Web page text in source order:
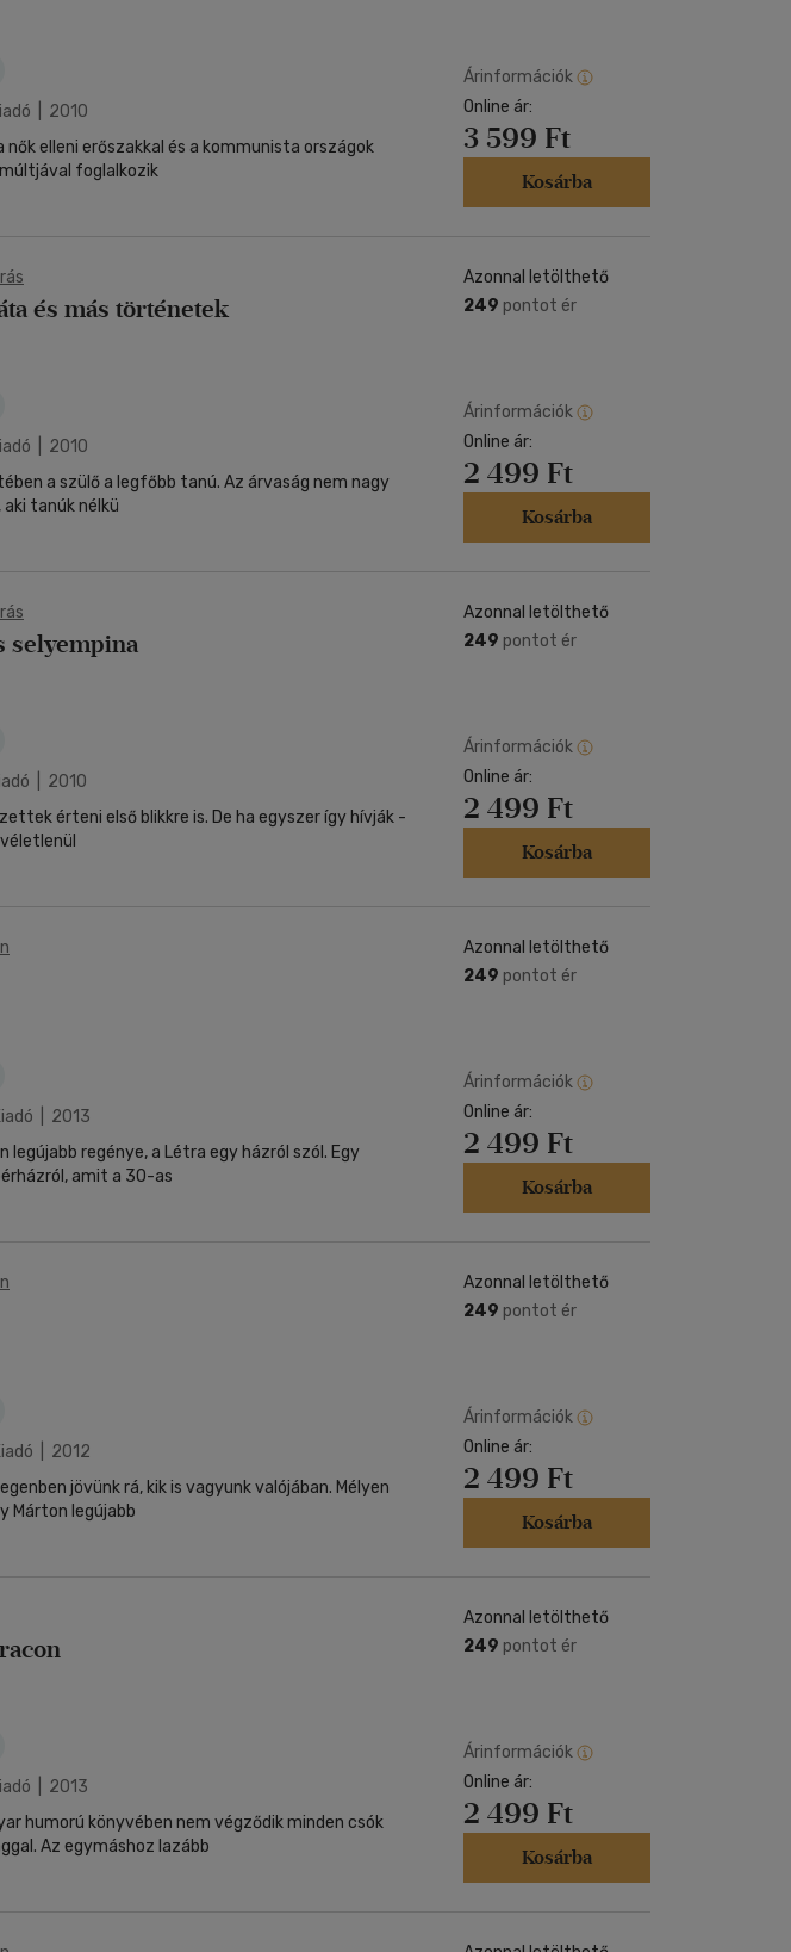
| 2010
elleni erőszakkal és a kommunista országok
foglalkozik
Árinformációk
Online ár:
3 599 Ft
Kosárba
és más történetek
| 2010
a szülő a legfőbb tanú. Az árvaság nem nagy
tanúk nélkü
Azonnal letölthető
249 pontot ér
Árinformációk
Online ár:
2 499 Ft
Kosárba
selyempina
| 2010
érteni első blikkre is. De ha egyszer így hívják -
Azonnal letölthető
249 pontot ér
Árinformációk
Online ár:
2 499 Ft
Kosárba
| 2013
legújabb regénye, a Létra egy házról szól. Egy
amit a 30-as
Azonnal letölthető
249 pontot ér
Árinformációk
Online ár:
2 499 Ft
Kosárba
| 2012
jövünk rá, kik is vagyunk valójában. Mélyen
Márton legújabb
Azonnal letölthető
249 pontot ér
Árinformációk
Online ár:
2 499 Ft
Kosárba
| 2013
humorú könyvében nem végződik minden csók
Az egymáshoz lazább
Azonnal letölthető
249 pontot ér
Árinformációk
Online ár:
2 499 Ft
Kosárba